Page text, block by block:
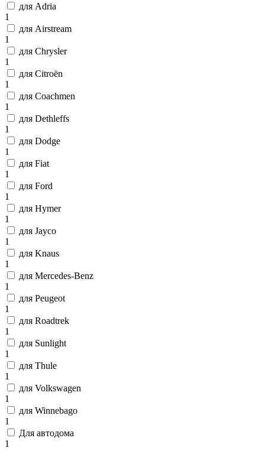
для Adria
1
для Airstream
1
для Chrysler
1
для Citroën
1
для Coachmen
1
для Dethleffs
1
для Dodge
1
для Fiat
1
для Ford
1
для Hymer
1
для Jayco
1
для Knaus
1
для Mercedes-Benz
1
для Peugeot
1
для Roadtrek
1
для Sunlight
1
для Thule
1
для Volkswagen
1
для Winnebago
1
Для автодома
1